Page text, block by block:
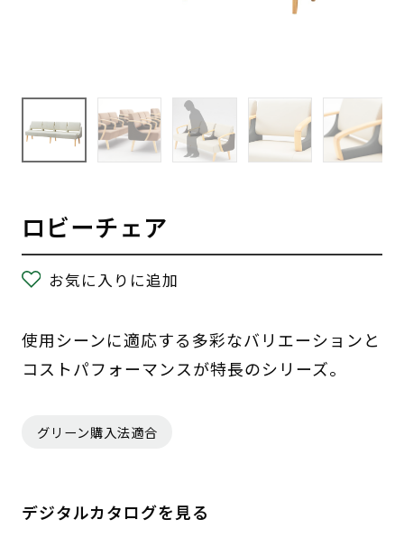
ロビーチェア
お気に入りに追加
使用シーンに適応する多彩なバリエーションと
コストパフォーマンスが特長のシリーズ。
グリーン購入法適合
デジタルカタログを見る